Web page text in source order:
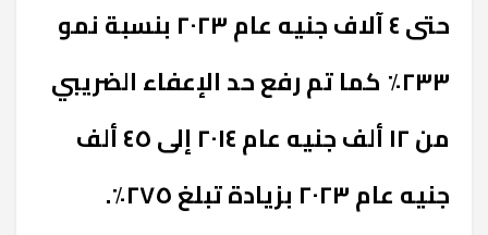
حتى ٤ آلاف جنيه عام ٢٠٢٣ بنسبة نمو
٢٣٣٪ كما تم رفع حد الإعفاء الضريبي
من ١٢ ألف جنيه عام ٢٠١٤ إلى ٤٥ ألف
جنيه عام ٢٠٢٣ بزيادة تبلغ ٢٧٥٪
.